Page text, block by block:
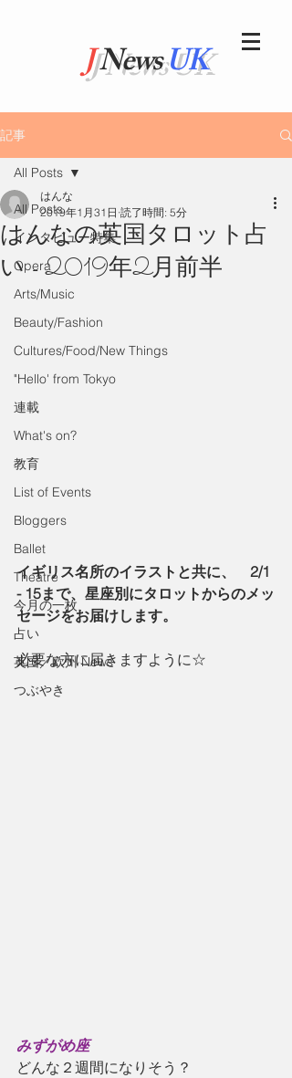
JNewsUK
記事
All Posts
インタビュー特集
Opera
Arts/Music
Beauty/Fashion
Cultures/Food/New Things
"Hello' from Tokyo
連載
What's on?
教育
List of Events
Bloggers
Ballet
Theatre
今月の一枚
占い
英国／欧州 News
つぶやき
All Posts
はんなの英国タロット占
い - 2019年2月前半
はんな
2019年1月31日 読了時間: 5分
イギリス名所のイラストと共に、　2/1
- 15まで、星座別にタロットからのメッ
セージをお届けします。
必要な方に届きますように☆
みずがめ座
どんな２週間になりそう？